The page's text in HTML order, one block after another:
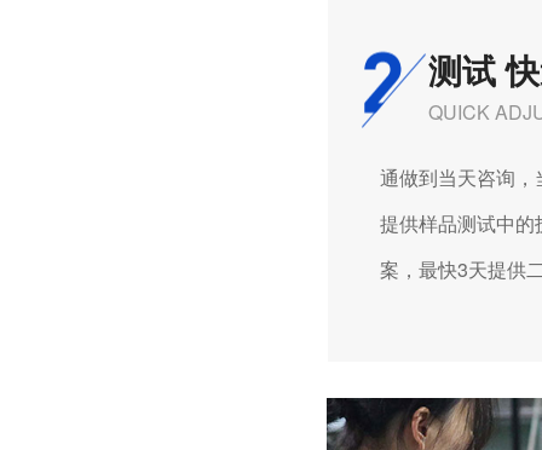
测试
QUICK
通做到当天咨询，
提供样品测试中的
案，最快3天提供